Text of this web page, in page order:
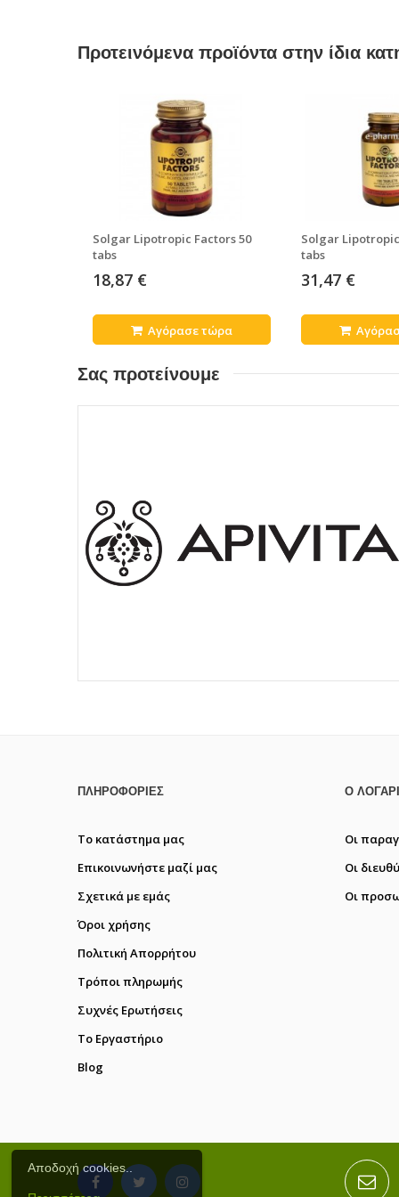
Προτεινόμενα προϊόντα στην ίδια
Solgar Lipotropic Factors 50
tabs
18,87 €
Αγόρασε τώρα
Solgar
tabs
31,47 €
Σας προτείνουμε
ΠΛΗΡΟΦΟΡΊΕΣ
Το κατάστημα μας
Επικοινωνήστε μαζί μας
Σχετικά με εμάς
Όροι χρήσης
Πολιτική Απορρήτου
Τρόποι πληρωμής
Συχνές Ερωτήσεις
Το Εργαστήριο
Blog
Ο
Οι
Οι
Οι
Αποδοχή cookies..